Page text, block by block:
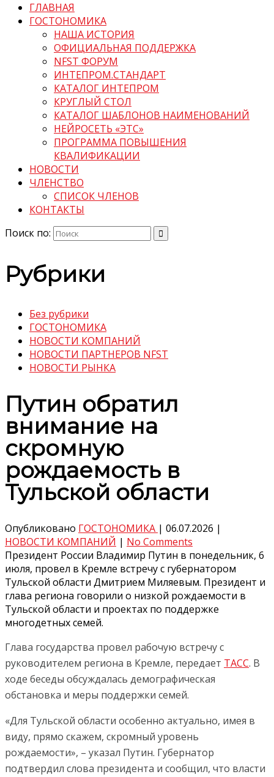
ГЛАВНАЯ
ГОСТОНОМИКА
НАША ИСТОРИЯ
ОФИЦИАЛЬНАЯ ПОДДЕРЖКА
NFST ФОРУМ
ИНТЕПРОМ.СТАНДАРТ
КАТАЛОГ ИНТЕПРОМ
КРУГЛЫЙ СТОЛ
КАТАЛОГ ШАБЛОНОВ НАИМЕНОВАНИЙ
НЕЙРОСЕТЬ «ЭТС»
ПРОГРАММА ПОВЫШЕНИЯ
КВАЛИФИКАЦИИ
НОВОСТИ
ЧЛЕНСТВО
СПИСОК ЧЛЕНОВ
КОНТАКТЫ
Поиск по:
Рубрики
Без рубрики
ГОСТОНОМИКА
НОВОСТИ КОМПАНИЙ
НОВОСТИ ПАРТНЕРОВ NFST
НОВОСТИ РЫНКА
Путин обратил
внимание на
скромную
рождаемость в
Тульской области
Опубликовано ГОСТОНОМИКА | 06.07.2026 |
НОВОСТИ КОМПАНИЙ | No Comments
Президент России Владимир Путин в понедельник, 6
июля, провел в Кремле встречу с губернатором
Тульской области Дмитрием Миляевым. Президент и
глава региона говорили о низкой рождаемости в
Тульской области и проектах по поддержке
многодетных семей.
Глава государства провел рабочую встречу с
руководителем региона в Кремле, передает ТАСС. В
ходе беседы обсуждалась демографическая
обстановка и меры поддержки семей.
«Для Тульской области особенно актуально, имея в
виду, прямо скажем, скромный уровень
рождаемости», – указал Путин. Губернатор
подтвердил слова президента и сообщил, что власти